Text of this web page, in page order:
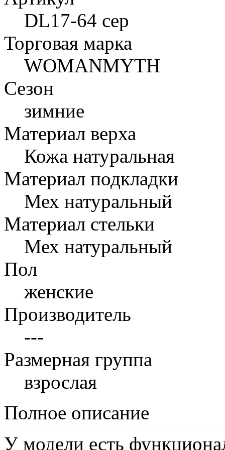
DL17-64 сер
Торговая марка
WOMANMYTH
Сезон
зимние
Материал верха
Кожа натуральная
Материал подкладки
Мех натуральный
Материал стельки
Мех натуральный
Пол
женские
Производитель
---
Размерная группа
взрослая
Полное описание
У модели есть